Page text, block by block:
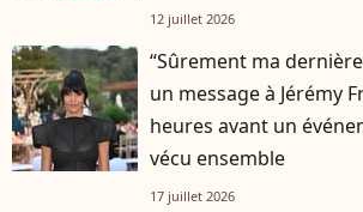
12 juillet 2026
“Sûrement ma
un message à Jérémy
heures avant un
vécu ensemble
17 juillet 2026